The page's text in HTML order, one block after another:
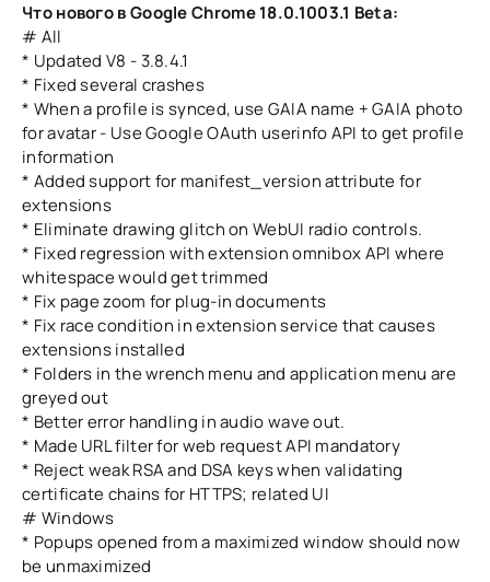
Что нового в Google Chrome 18.0.1003.1 Beta:
# All
* Updated V8 - 3.8.4.1
* Fixed several crashes
* When a profile is synced, use GAIA name + GAIA photo
for avatar - Use Google OAuth userinfo API to get profile
information
* Added support for manifest_version attribute for
extensions
* Eliminate drawing glitch on WebUI radio controls.
* Fixed regression with extension omnibox API where
whitespace would get trimmed
* Fix page zoom for plug-in documents
* Fix race condition in extension service that causes
extensions installed
* Folders in the wrench menu and application menu are
greyed out
* Better error handling in audio wave out.
* Made URL filter for web request API mandatory
* Reject weak RSA and DSA keys when validating
certificate chains for HTTPS; related UI
# Windows
* Popups opened from a maximized window should now
be unmaximized